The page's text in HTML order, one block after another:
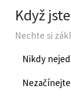
Když
Nechte si
Nikdy